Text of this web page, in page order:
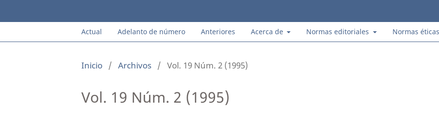
Actual Adelanto de número Anteriores Acerca de Normas editoriales Normas éticas
Inicio / Archivos / Vol. 19 Núm. 2 (1995)
Vol. 19 Núm. 2 (1995)